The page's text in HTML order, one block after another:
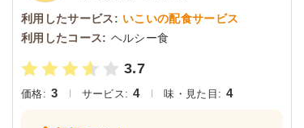
利用したサービス: いこいの配食サービス
利用したコース: ヘルシー食
3.7
価格: 3 サービス: 4 味・見た目: 4